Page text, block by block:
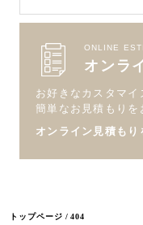
トップページ 404
ONLINE
オンラ
お好きなカスタマイ
簡単なお見積もりを
オンライン見積もり